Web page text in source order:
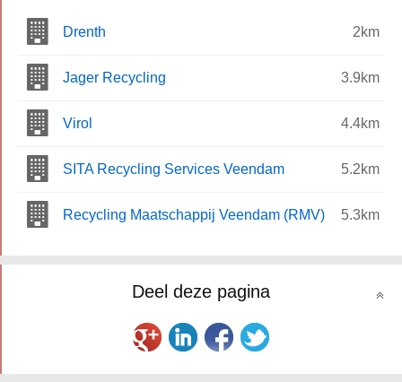
Drenth 2km
Jager Recycling 3.9km
Virol 4.4km
SITA Recycling Services Veendam 5.2km
Recycling Maatschappij Veendam (RMV) 5.3km
Deel deze pagina